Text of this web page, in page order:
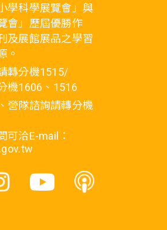
學科學展覽會」與
會」歷屆優勝作
及展館展品之學習
。
轉分機1515/
機1606、1516
營隊諮詢請轉分機
可洽E-mail：